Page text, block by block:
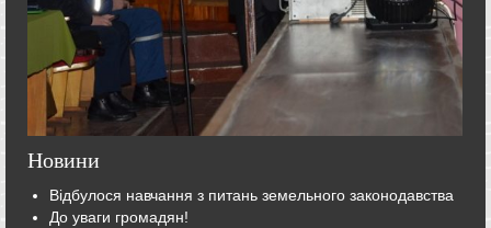
Новини
Відбулося навчання з питань земельного законодавства
До уваги громадян!